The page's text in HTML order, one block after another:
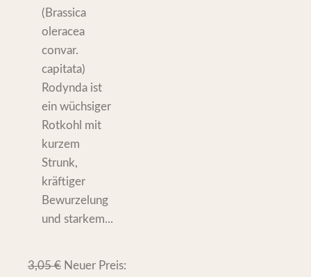
(Brassica
oleracea
convar.
capitata)
Rodynda ist
ein wüchsiger
Rotkohl mit
kurzem
Strunk,
kräftiger
Bewurzelung
und starkem...
3,05€ Neuer Preis: